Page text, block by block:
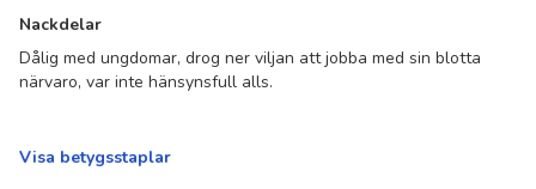
Nackdelar
Dålig med ungdomar, drog ner viljan att jobba med sin blotta
närvaro, var inte hänsynsfull alls.
Visa betygsstaplar